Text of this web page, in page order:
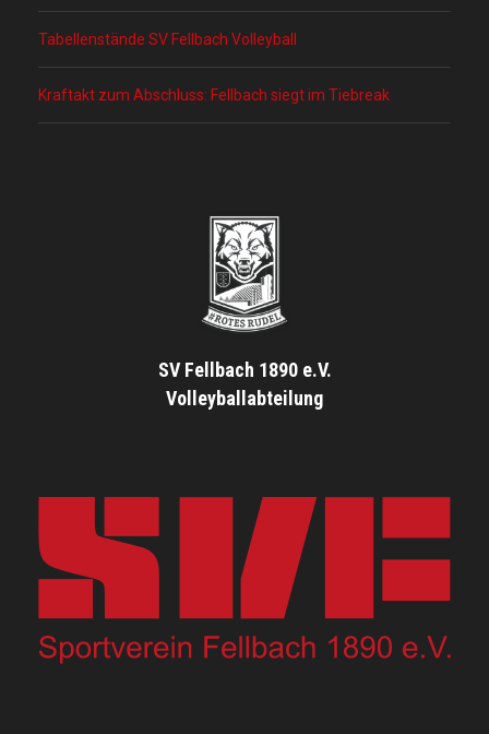
Tabellenstände SV Fellbach Volleyball
Kraftakt zum Abschluss: Fellbach siegt im Tiebreak
SV Fellbach 1890 e.V.
Volleyballabteilung